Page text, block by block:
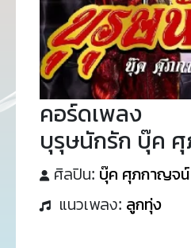
คอร์ดเพลง
บุรุษนักรัก บุ๊ค
ศิลปิน: บุ๊ค ศุภกาญจน์
แนวเพลง: ลูกทุ่ง